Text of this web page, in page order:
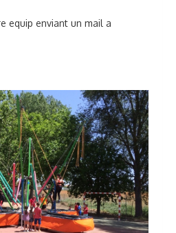
equip enviant un mail a